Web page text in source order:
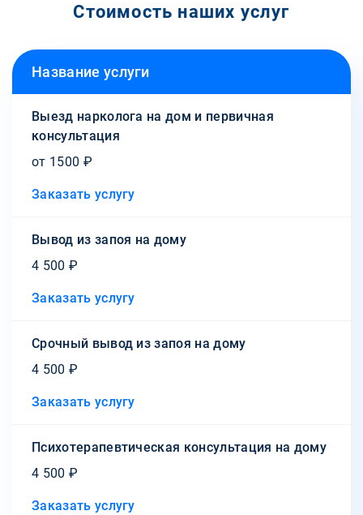
Стоимость наших услуг
Название услуги
Выезд нарколога на дом и первичная
консультация
от 1500 ₽
Заказать услугу
Вывод из запоя на дому
4 500 ₽
Заказать услугу
Срочный вывод из запоя на дому
4 500 ₽
Заказать услугу
Психотерапевтическая консультация на дому
4 500 ₽
Заказать услугу